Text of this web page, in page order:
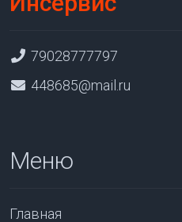
79028777797
448685@mail.ru
Меню
Главная